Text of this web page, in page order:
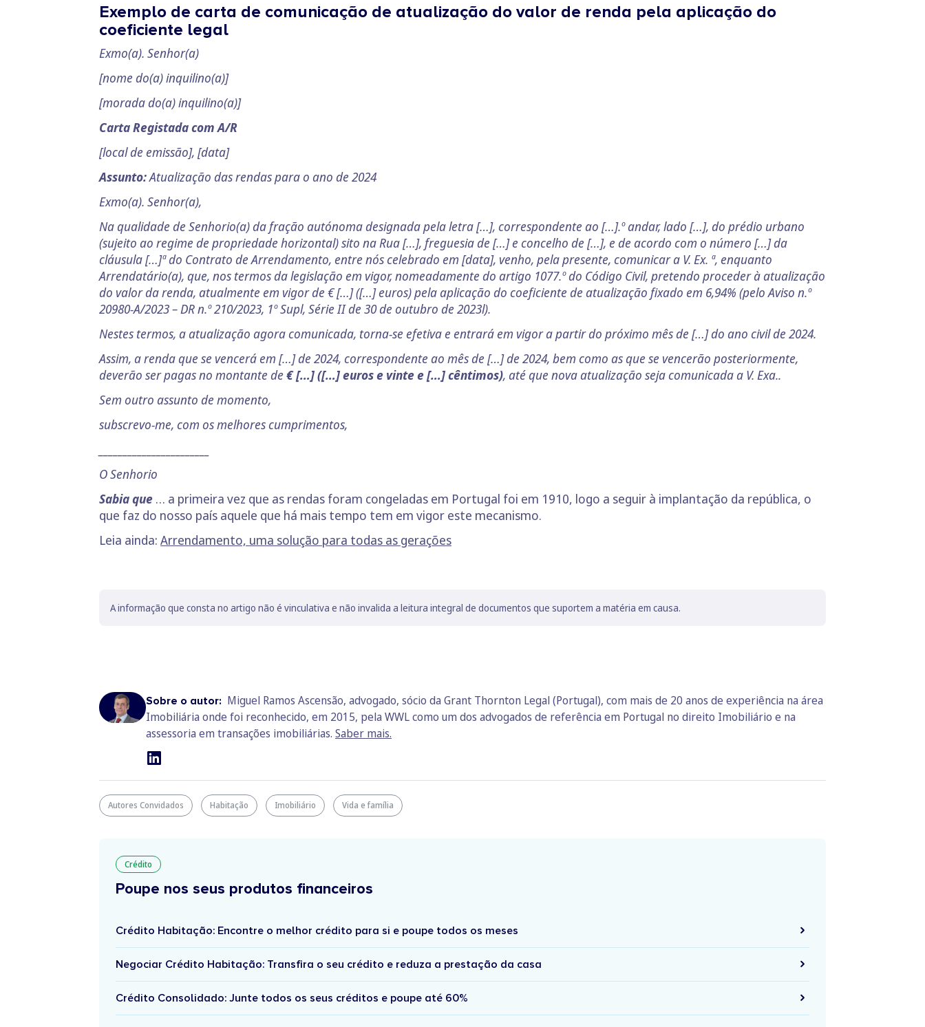
Exemplo de carta de comunicação de atualização do valor de renda pela aplicação do
coeficiente legal
Exmo(a). Senhor(a)
[nome do(a) inquilino(a)]
[morada do(a) inquilino(a)]
Carta Registada com A/R
[local de emissão], [data]
Assunto:Atualização das rendas para o ano de 2024
Exmo(a). Senhor(a),
Na qualidade de Senhorio(a) da fração autónoma designada pela letra […], correspondente ao […].º andar, lado […], do prédio urbano
(sujeito ao regime de propriedade horizontal) sito na Rua […], freguesia de […] e concelho de […], e de acordo com o número […] da
cláusula […]ª do Contrato de Arrendamento, entre nós celebrado em [data], venho, pela presente, comunicar a V. Ex. ª, enquanto
Arrendatário(a), que, nos termos da legislação em vigor, nomeadamente do artigo 1077.º do Código Civil, pretendo proceder à atualização
do valor da renda, atualmente em vigor de € […] ([…] euros) pela aplicação do coeficiente de atualização fixado em 6,94% (pelo Aviso n.º
20980-A/2023 – DR n.º 210/2023, 1º Supl, Série II de 30 de outubro de 2023l).
Nestes termos, a atualização agora comunicada, torna-se efetiva e entrará em vigor a partir do próximo mês de […] do ano civil de 2024.
Assim, a renda que se vencerá em […] de 2024, correspondente ao mês de […] de 2024, bem como as que se vencerão posteriormente,
deverão ser pagas no montante de € […] ([…] euros e vinte e […] cêntimos), até que nova atualização seja comunicada a V. Exa..
Sem outro assunto de momento,
subscrevo-me, com os melhores cumprimentos,
O Senhorio
Sabia que … a primeira vez que as rendas foram congeladas em Portugal foi em 1910, logo a seguir à implantação da república, o
que faz do nosso país aquele que há mais tempo tem em vigor este mecanismo.
Leia ainda: Arrendamento, uma solução para todas as gerações
A informação que consta no artigo não é vinculativa e não invalida a leitura integral de documentos que suportem a matéria em causa.
Sobre o autor: Miguel Ramos Ascensão, advogado, sócio da Grant Thornton Legal (Portugal), com mais de 20 anos de experiência na área
Imobiliária onde foi reconhecido, em 2015, pela WWL como um dos advogados de referência em Portugal no direito Imobiliário e na
assessoria em transações imobiliárias. Saber mais.
Autores Convidados Habitação Imobiliário Vida e família
Crédito
Poupe nos seus produtos financeiros
Crédito Habitação: Encontre o melhor crédito para si e poupe todos os meses
Negociar Crédito Habitação: Transfira o seu crédito e reduza a prestação da casa
Crédito Consolidado: Junte todos os seus créditos e poupe até 60%